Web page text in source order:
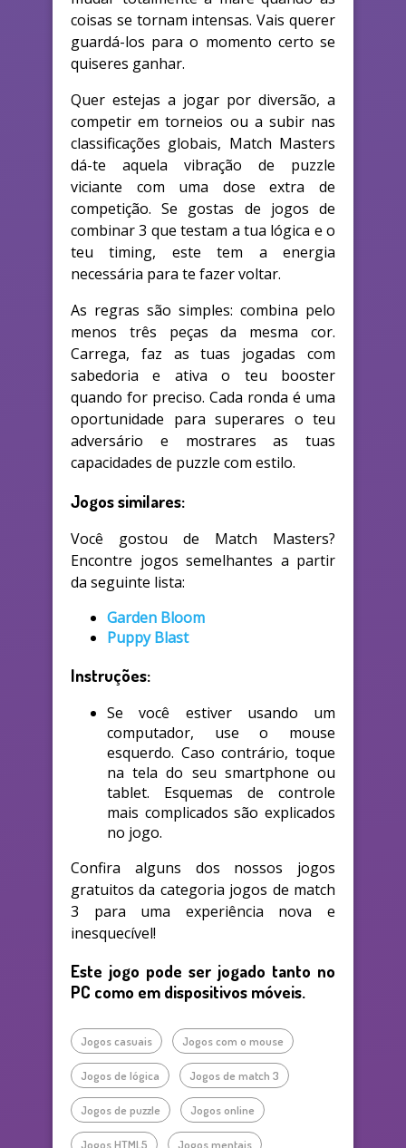
coisas se tornam intensas. Vais querer
guardá-los para o momento certo se
quiseres ganhar.
Quer estejas a jogar por diversão, a
competir em torneios ou a subir nas
classificações globais, Match Masters
dá-te aquela vibração de puzzle
viciante com uma dose extra de
competição. Se gostas de jogos de
combinar 3 que testam a tua lógica e o
teu timing, este tem a energia
necessária para te fazer voltar.
As regras são simples: combina pelo
menos três peças da mesma cor.
Carrega, faz as tuas jogadas com
sabedoria e ativa o teu booster
quando for preciso. Cada ronda é uma
oportunidade para superares o teu
adversário e mostrares as tuas
capacidades de puzzle com estilo.
Jogos similares:
Você gostou de Match Masters?
Encontre jogos semelhantes a partir
da seguinte lista:
Garden Bloom
Puppy Blast
Instruções:
Se você estiver usando um
computador, use o mouse
esquerdo. Caso contrário, toque
na tela do seu smartphone ou
tablet. Esquemas de controle
mais complicados são explicados
no jogo.
Confira alguns dos nossos jogos
gratuitos da categoria jogos de match
3 para uma experiência nova e
inesquecível!
Este jogo pode ser jogado tanto no
PC como em dispositivos móveis.
Jogos casuais Jogos com o mouse
Jogos de lógica Jogos de match 3
Jogos de puzzle Jogos online
Jogos HTML5 Jogos mentais